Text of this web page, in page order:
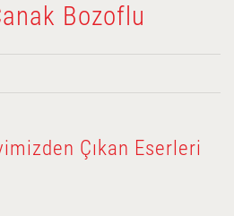
Bozoflu
Çıkan Eserleri